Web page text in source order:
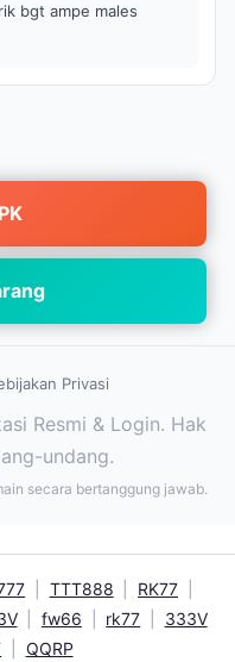
bgt ampe males
Privasi
Resmi & Login. Hak
undang.
secara bertanggung jawab.
TTT888 RK77
fw66 rk77
333V
QQRP